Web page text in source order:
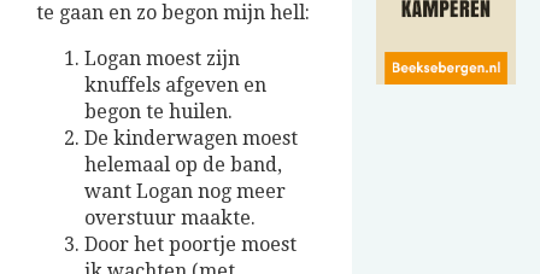
te gaan en zo begon mijn hell:
Logan moest zijn
knuffels afgeven en
begon te huilen.
De kinderwagen moest
helemaal op de band,
want Logan nog meer
overstuur maakte.
Door het poortje moest